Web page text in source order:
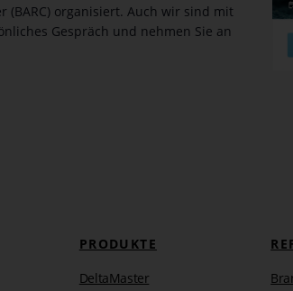
(BARC) organisiert. Auch wir sind mit
Gespräch und nehmen Sie an
PRODUKTE
DeltaMaster